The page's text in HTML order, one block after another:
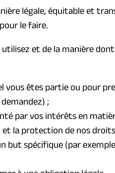
légale, équitable et
le faire.
et de la manière
vous êtes partie ou pour
;
par vos intérêts en
la protection de nos
but spécifique (par